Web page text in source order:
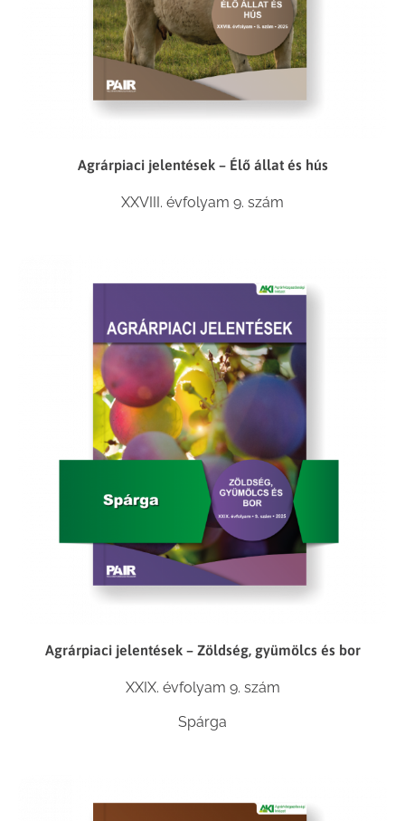
Agrárpiaci jelentések – Élő állat és hús
XXVIII. évfolyam 9. szám
Agrárpiaci jelentések – Zöldség, gyümölcs és bor
XXIX. évfolyam 9. szám
Spárga